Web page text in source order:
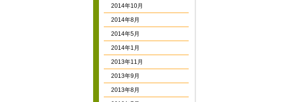
2014年10月
2014年8月
2014年5月
2014年1月
2013年11月
2013年9月
2013年8月